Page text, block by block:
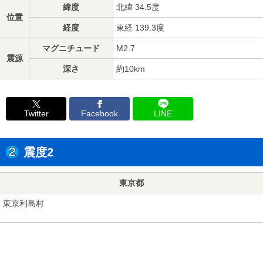
位置
緯度 北緯 34.5度
経度 東経 139.3度
震源
マグニチュード M2.7
深さ 約10km
Twitter Facebook LINE
震度2
東京都
東京利島村